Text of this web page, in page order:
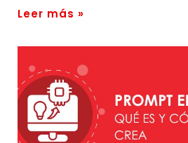
Leer más »